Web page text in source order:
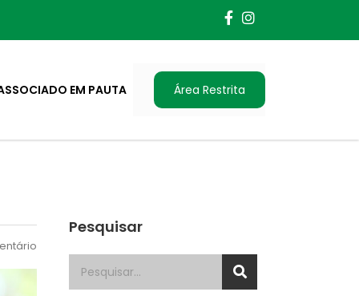
EM PAUTA Área Restrita
Pesquisar